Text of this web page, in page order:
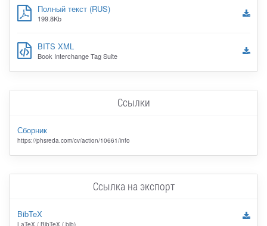
Полный текст (RUS)
199.8Kb
BITS XML
Book Interchange Tag Suite
Ссылки
Сборник
https://phsreda.com/cv/action/10661/info
Ссылка на экспорт
BibTeX
LaTeX / BibTeX (.bib)